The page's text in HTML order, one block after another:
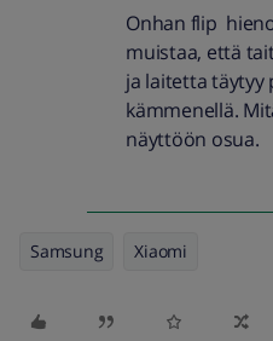
Onhan flip
muistaa, että
ja laitetta täytyy
kämmenellä.
näyttöön osua.
Samsung Xiaomi